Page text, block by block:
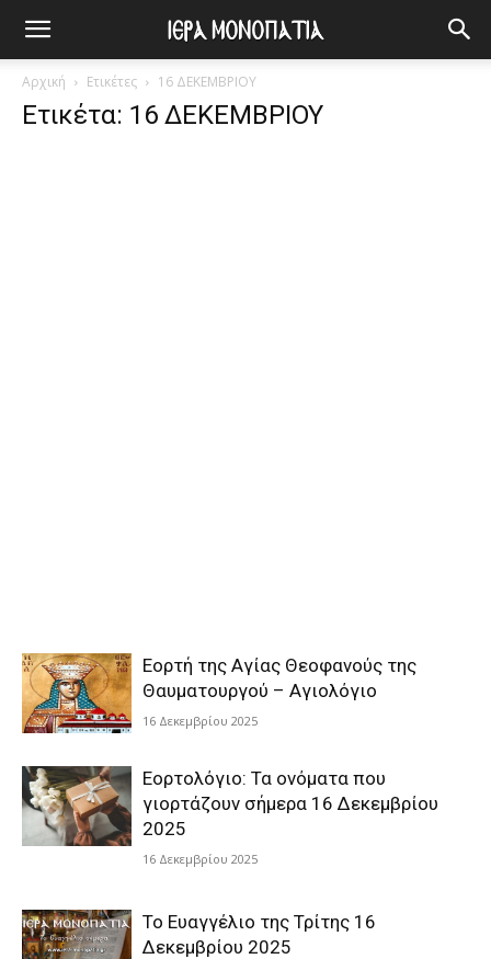
Αρχική Ετικέτες 16 ΔΕΚΕΜΒΡΙΟΥ
Ετικέτα: 16 ΔΕΚΕΜΒΡΙΟΥ
Εορτή της Αγίας Θεοφανούς της
Θαυματουργού – Αγιολόγιο
16 Δεκεμβρίου 2025
Εορτολόγιο: Τα ονόματα που
γιορτάζουν σήμερα 16 Δεκεμβρίου
2025
16 Δεκεμβρίου 2025
Το Ευαγγέλιο της Τρίτης 16
Δεκεμβρίου 2025